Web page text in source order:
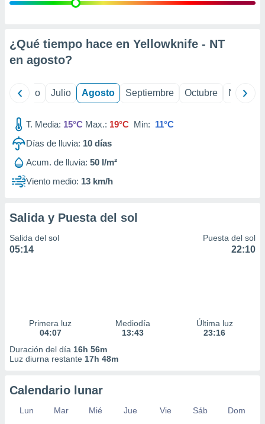
e
mediante
de
1199
¿Qué tiempo hace en Yellowknife - NT
en agosto?
Junio Julio Agosto Septiembre Octubre
T. Media: 15°C Max.: 19°C Min: 11°C
Días de lluvia: 10 días
Acum. de lluvia: 50 l/m²
Viento medio: 13 km/h
Salida y Puesta del sol
Salida del sol
05:14
Puesta del sol
22:10
Primera luz
04:07
Mediodía
13:43
Última luz
23:16
Duración del día 16h 56m
Luz diurna restante 17h 48m
Calendario lunar
Lun Mar Mié Jue Vie Sáb
Dom